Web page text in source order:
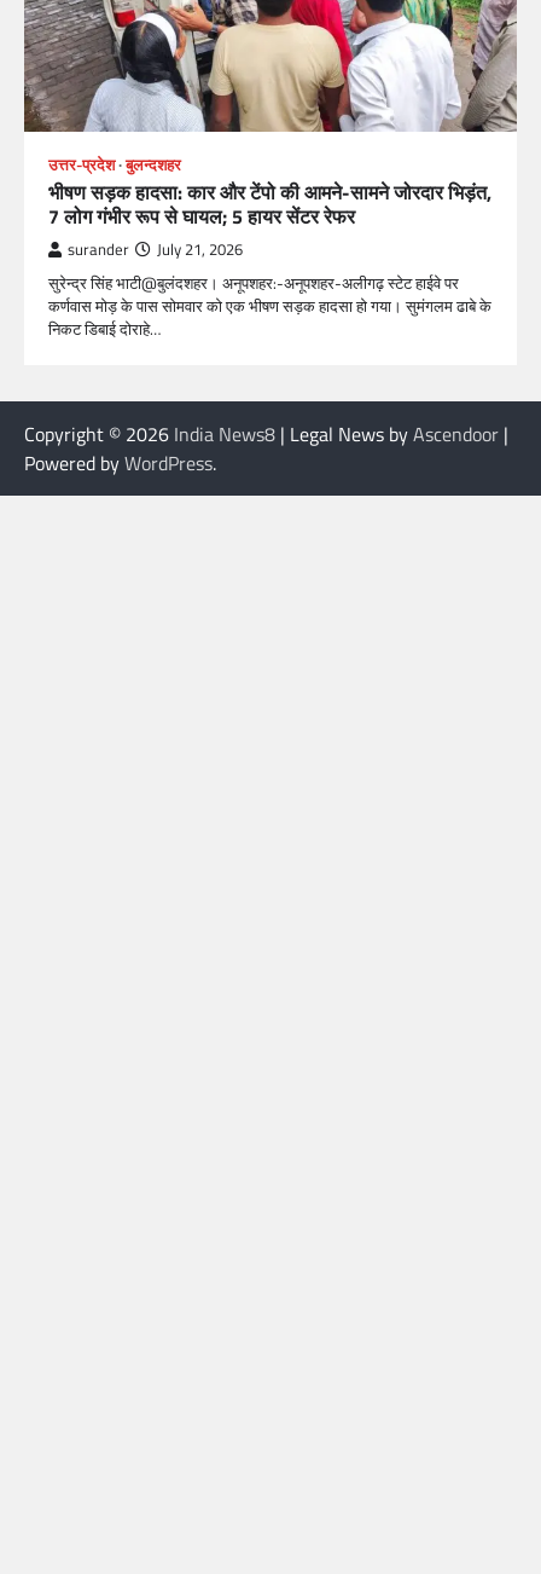
उत्तर-प्रदेश बुलन्दशहर
भीषण सड़क हादसा: कार और टेंपो की आमने-सामने जोरदार भिड़ंत,
7 लोग गंभीर रूप से घायल; 5 हायर सेंटर रेफर​
surander July 21, 2026
सुरेन्द्र सिंह भाटी@बुलंदशहर। अनूपशहर:-अनूपशहर-अलीगढ़ स्टेट हाईवे पर
कर्णवास मोड़ के पास सोमवार को एक भीषण सड़क हादसा हो गया। सुमंगलम ढाबे के
निकट डिबाई दोराहे…
Copyright © 2026 India News8 | Legal News byAscendoor |
Powered byWordPress.